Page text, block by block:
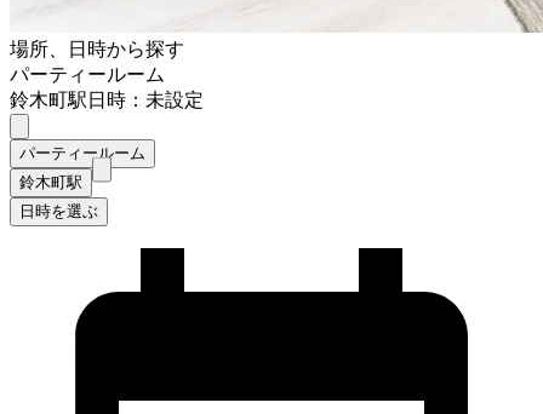
場所、日時から探す
パーティールーム
鈴木町駅日時：未設定
パーティールーム
鈴木町駅
日時を選ぶ